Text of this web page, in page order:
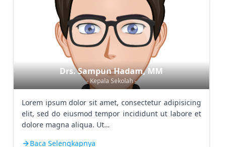
Drs. Sampun Hadam, MM
- Kepala Sekolah -
Lorem ipsum dolor sit amet, consectetur adipisicing
elit, sed do eiusmod tempor incididunt ut labore et
dolore magna aliqua. Ut…
Baca Selengkapnya